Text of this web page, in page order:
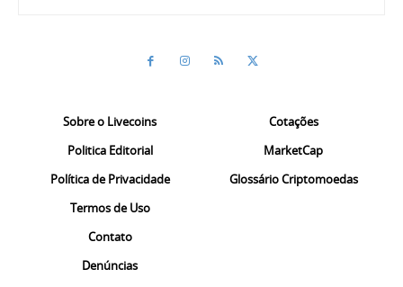
Sobre o Livecoins
Politica Editorial
Política de Privacidade
Termos de Uso
Contato
Denúncias
Cotações
MarketCap
Glossário Criptomoedas